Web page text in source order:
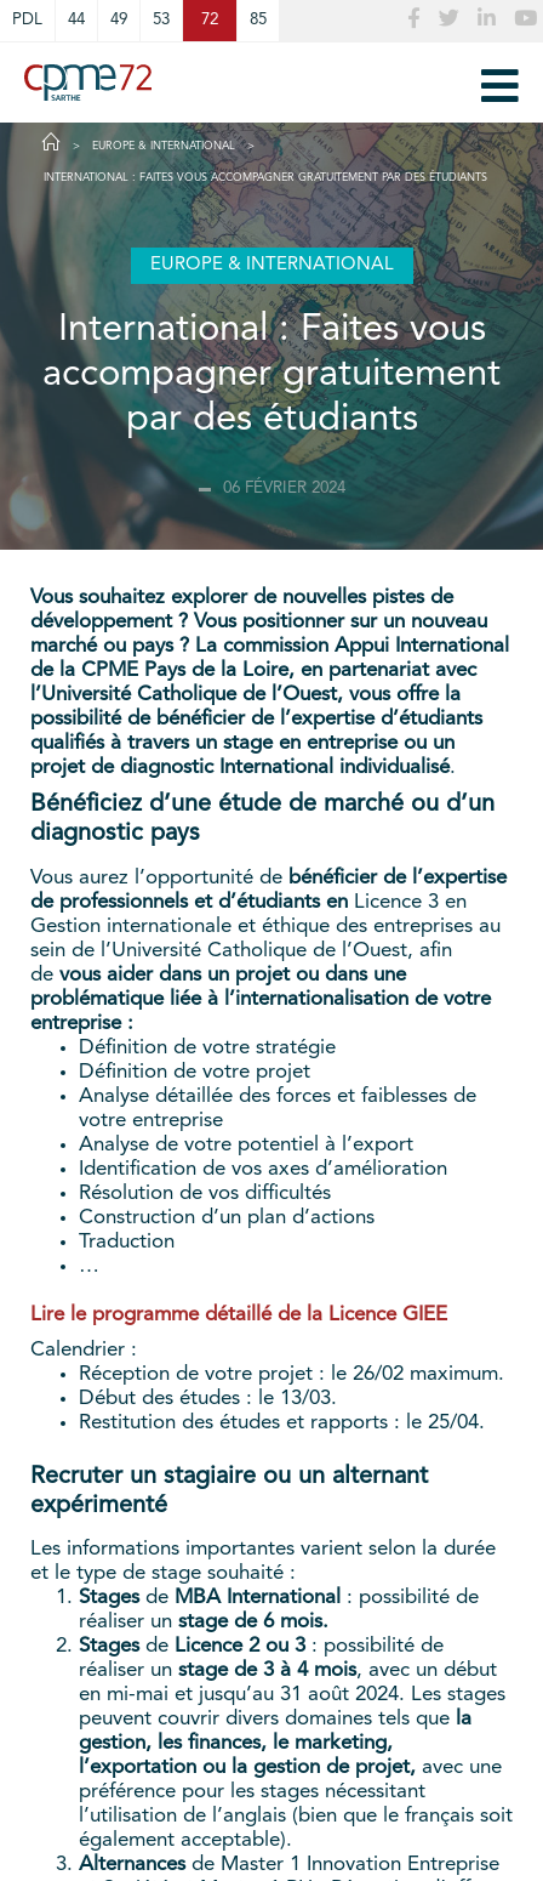
PDL 44 49 53 72 85
EUROPE & INTERNATIONAL
INTERNATIONAL : FAITES VOUS ACCOMPAGNER GRATUITEMENT PAR DES ÉTUDIANTS
EUROPE & INTERNATIONAL
International : Faites vous
accompagner gratuitement
par des étudiants
06 FÉVRIER 2024
Vous souhaitez explorer de nouvelles pistes de
développement ? Vous positionner sur un nouveau
marché ou pays ? La commission Appui International
de la CPME Pays de la Loire, en partenariat avec
l’Université Catholique de l’Ouest, vous offre la
possibilité de bénéficier de l’expertise d’étudiants
qualifiés à travers un stage en entreprise ou un
projet de diagnostic International individualisé.
Bénéficiez d’une étude de marché ou d’un
diagnostic pays
Vous aurez l’opportunité de bénéficier de l’expertise
de professionnels et d’étudiants en Licence 3 en
Gestion internationale et éthique des entreprises au
sein de l’Université Catholique de l’Ouest, afin
de vous aider dans un projet ou dans une
problématique liée à l’internationalisation de votre
entreprise :
Définition de votre stratégie
Définition de votre projet
Analyse détaillée des forces et faiblesses de
votre entreprise
Analyse de votre potentiel à l’export
Identification de vos axes d’amélioration
Résolution de vos difficultés
Construction d’un plan d’actions
Traduction
…
Lire le programme détaillé de la Licence GIEE
Calendrier :
Réception de votre projet : le 26/02 maximum.
Début des études : le 13/03.
Restitution des études et rapports : le 25/04.
Recruter un stagiaire ou un alternant
expérimenté
Les informations importantes varient selon la durée
et le type de stage souhaité :
Stagesde MBA International : possibilité de
réaliser un stage de 6 mois.
Stagesde Licence 2 ou 3 : possibilité de
réaliser un stage de 3 à 4 mois, avec un début
en mi-mai et jusqu’au 31 août 2024. Les stages
peuvent couvrir divers domaines tels que la
gestion, les finances, le marketing,
l’exportation ou la gestion de projet, avec une
préférence pour les stages nécessitant
l’utilisation de l’anglais (bien que le français soit
également acceptable).
Alternancesde Master 1 Innovation Entreprise
Cookies management panel